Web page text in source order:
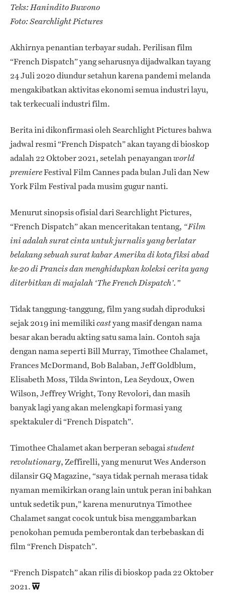
Teks: Hanindito Buwono
Foto: Searchlight Pictures
Akhirnya penantian terbayar sudah. Perilisan film
“French Dispatch” yang seharusnya dijadwalkan tayang
24 Juli 2020 diundur setahun karena pandemi melanda
mengakibatkan aktivitas ekonomi semua industri layu,
tak terkecuali industri film.
Berita ini dikonfirmasi oleh Searchlight Pictures bahwa
jadwal resmi “French Dispatch” akan tayang di bioskop
adalah 22 Oktober 2021, setelah penayanganworld
premiereFestival Film Cannes pada bulan Juli dan New
York Film Festival pada musim gugur nanti.
Menurut sinopsis ofisial dari Searchlight Pictures,
“French Dispatch” akan menceritakan tentang, “Film
ini adalah surat cinta untuk jurnalis yang berlatar
belakang sebuah surat kabar Amerika di kota fiksi abad
ke-20 di Prancis dan menghidupkan koleksi cerita yang
diterbitkan di majalah ‘The French Dispatch’.”
Tidak tanggung-tanggung, film yang sudah diproduksi
sejak 2019 ini memilikicastyang masif dengan nama
besar akan beradu akting satu sama lain. Contoh saja
dengan nama seperti Bill Murray, Timothee Chalamet,
Frances McDormand, Bob Balaban, Jeff Goldblum,
Elisabeth Moss, Tilda Swinton, Lea Seydoux, Owen
Wilson, Jeffrey Wright, Tony Revolori, dan masih
banyak lagi yang akan melengkapi formasi yang
spektakuler di “French Dispatch”.
Timothee Chalamet akan berperan sebagaistudent
revolutionary, Zeffirelli, yang menurut Wes Anderson
dilansir GQ Magazine, “saya tidak pernah merasa tidak
nyaman memikirkan orang lain untuk peran ini bahkan
untuk sedetik pun,” karena menurutnya Timothee
Chalamet sangat cocok untuk bisa menggambarkan
penokohan pemuda pemberontak dan terbebaskan di
film “French Dispatch”.
“French Dispatch” akan rilis di bioskop pada 22 Oktober
2021.